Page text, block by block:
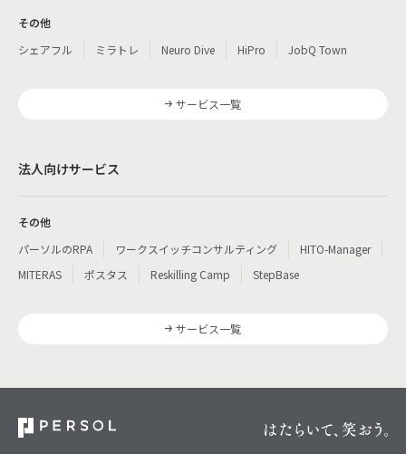
その他
シェアフル
ミラトレ Neuro Dive HiPro JobQ Town
サービス一覧
法人向けサービス
その他
パーソルのRPA
ワークスイッチコンサルティング
HITO-Manager
MITERAS
ポスタス Reskilling Camp StepBase
サービス一覧